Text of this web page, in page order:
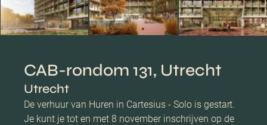
CAB-rondom 131, Utrecht
Utrecht
De verhuur van Huren in Cartesius - Solo is gestart.
Je kunt je tot en met 8 november inschrijven op de